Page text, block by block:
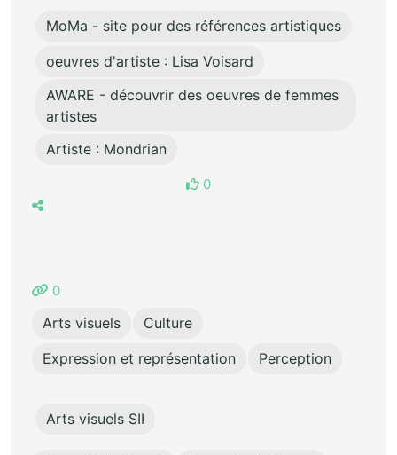
MoMa - site pour des références artistiques
oeuvres d'artiste : Lisa Voisard
AWARE - découvrir des oeuvres de femmes
artistes
Artiste : Mondrian
0
0
Arts visuels
Culture
Expression et représentation
Perception
Arts visuels SII